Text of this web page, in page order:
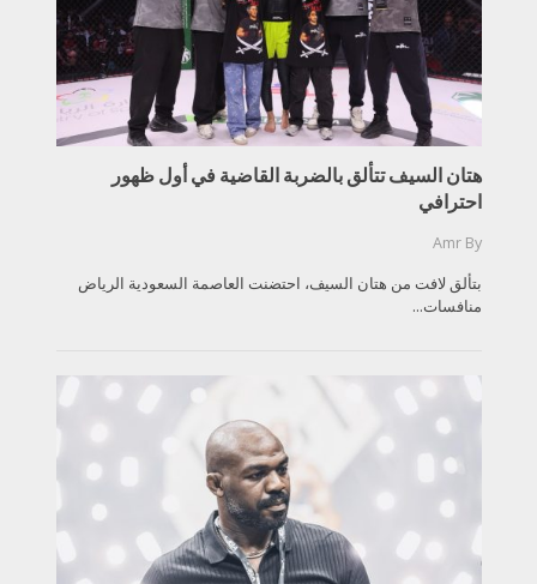
هتان السيف تتألق بالضربة القاضية في أول ظهور
احترافي
By
Amr
بتألق لافت من هتان السيف، احتضنت العاصمة السعودية الرياض
منافسات...